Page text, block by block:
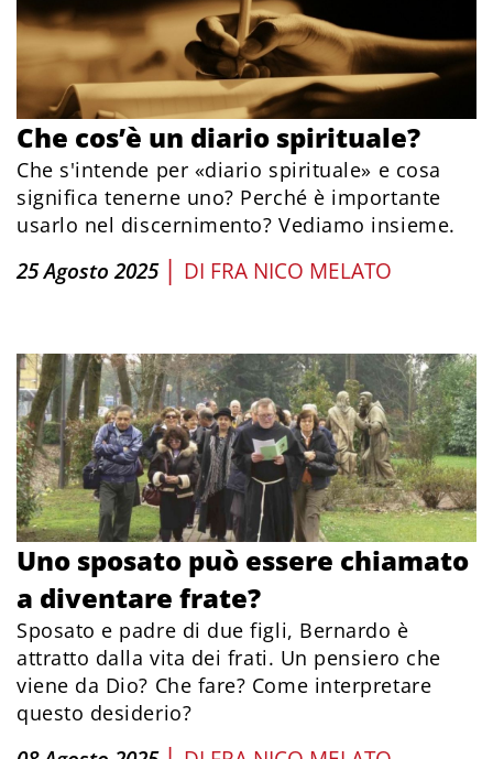
Che cos’è un diario spirituale?
Che s'intende per «diario spirituale» e cosa
significa tenerne uno? Perché è importante
usarlo nel discernimento? Vediamo insieme.
25 Agosto 2025 | DI FRA NICO MELATO
Uno sposato può essere chiamato
a diventare frate?
Sposato e padre di due figli, Bernardo è
attratto dalla vita dei frati. Un pensiero che
viene da Dio? Che fare? Come interpretare
questo desiderio?